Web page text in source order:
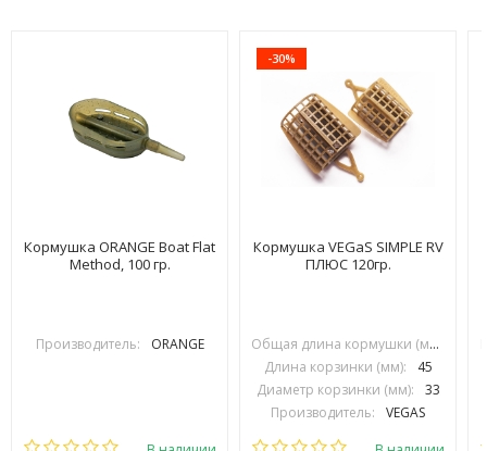
Кормушка ORANGE Boat Flat
Method, 100 гр.
Производитель: ORANGE
-30%
Кормушка VEGaS SIMPLE RV
ПЛЮС 120гр.
Общая длина кормушки (мм):
Длина корзинки (мм):
45
Диаметр корзинки (мм):
33
Производитель:
VEGAS